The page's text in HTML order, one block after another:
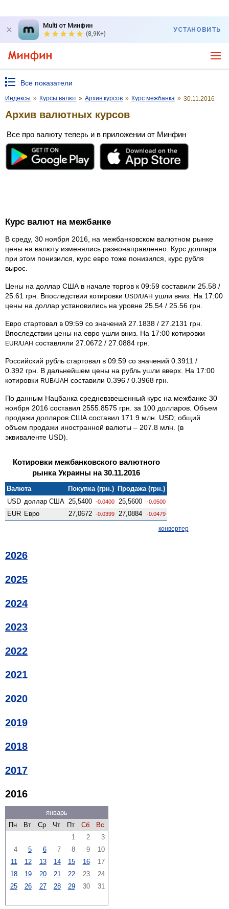
Multi от Минфин
(8,9K+)
УСТАНОВИТЬ
Все показатели
Индексы » Курсы валют » Архив курсов » Курс межбанка » 30.11.2016
Архив валютных курсов
Все про валюту теперь и в приложении от Минфин
Курс валют на межбанке
В среду, 30 ноября 2016, на межбанковском валютном рынке
цены на валюту изменялись разнонаправленно. Курс доллара
при этом понизился, курс евро тоже понизился, курс рубля
вырос.
Цены на доллар США в начале торгов к 09:59 составили 25.58 /
25.61 грн. Впоследствии котировки USD/UAH ушли вниз. На 17:00
цены на доллар установились на уровне 25.54 / 25.56 грн.
Евро стартовал в 09:59 со значений 27.1838 / 27.2131 грн.
Впоследствии цены на евро ушли вниз. На 17:00 котировки
EUR/UAH составляли 27.0672 / 27.0884 грн.
Российский рубль стартовал в 09:59 со значений 0.3911 /
0.392 грн. В дальнейшем цены на рубль ушли вверх. На 17:00
котировки RUB/UAH составили 0.396 / 0.3968 грн.
По данным Нацбанка средневзвешенный курс на межбанке 30
ноября 2016 составил 2555.8575 грн. за 100 долларов. Объем
продажи долларов США составил 171.9 млн. USD; общий
объем продажи иностранной валюты – 207.8 млн. (в
эквиваленте USD).
Котировки межбанковского валютного
рынка Украины на 30.11.2016
Валюта Покупка (грн.) Продажа (грн.)
USD доллар США 25,5400 -0.0400 25,5600 -0.0500
EUR Евро 27,0672 -0.0399 27,0884 -0.0479
конвертер
2026
2025
2024
2023
2022
2021
2020
2019
2018
2017
2016
январь
Пн
Вт Ср Чт Пт Сб
Вс
1
2
3
4
5 6 7 8 9
10
11
12 13 14 15 16
17
18
19 20 21 22 23
24
25
26 27 28 29 30 31